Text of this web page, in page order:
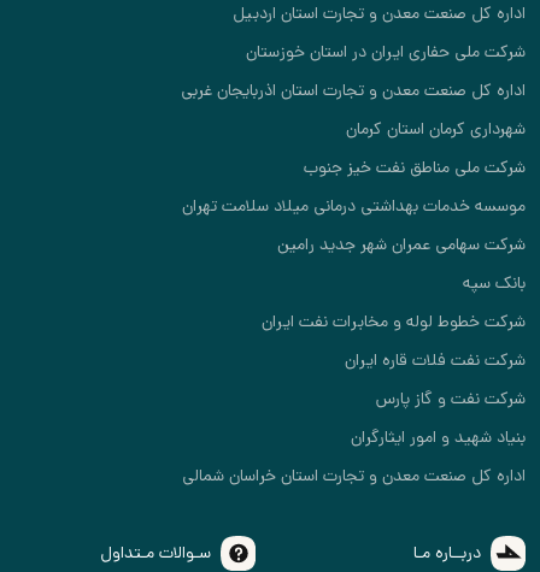
اداره کل صنعت معدن و تجارت استان اردبیل
شرکت ملی حفاری ایران در استان خوزستان
اداره کل صنعت معدن و تجارت استان اذربایجان غربی
شهرداری کرمان استان کرمان
شرکت ملی مناطق نفت خیز جنوب
موسسه خدمات بهداشتی درمانی میلاد سلامت تهران
شرکت سهامی عمران شهر جدید رامین
بانک سپه
شرکت خطوط لوله و مخابرات نفت ایران
شرکت نفت فلات قاره ایران
شرکت نفت و گاز پارس
بنیاد شهید و امور ایثارگران
اداره کل صنعت معدن و تجارت استان خراسان شمالی
دربــاره مـا سـوالات مـتداول